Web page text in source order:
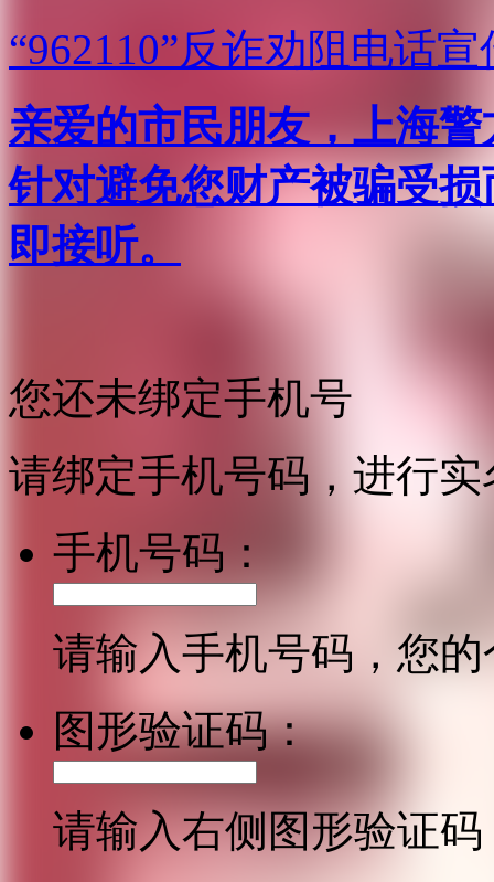
“962110”反诈劝阻电话宣
亲爱的市民朋友，上海
针对避免您财产被骗受
即接听。
您还未绑定手机号
请绑定手机号码，进行
手机号码：
请输入手机号码，您
图形验证码：
请输入右侧图形验证码